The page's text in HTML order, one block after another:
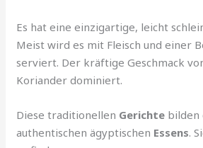
Es hat eine einzigartige, leicht
Meist wird es mit Fleisch und einer
serviert. Der kräftige Geschmack
Koriander dominiert.
Diese traditionellen Gerichte bilden
authentischen ägyptischen Essens.